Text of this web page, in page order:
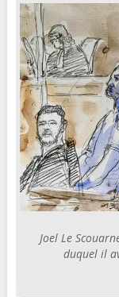
Joel Le
duquel il